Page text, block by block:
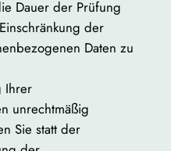
Dauer der Prüfung
der
Daten zu
Ihrer
unrechtmäßig
Sie statt der